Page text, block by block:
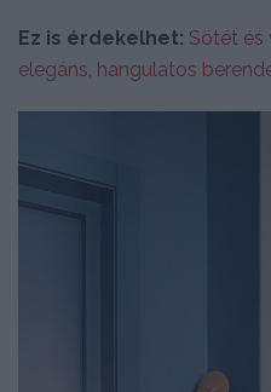
Ez is érdekelhet: Sötét és
elegáns, hangulatos